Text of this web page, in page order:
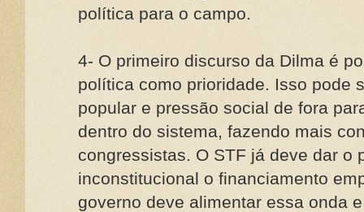
política para o campo.
4- O primeiro discurso da Dilma é
política como prioridade. Isso pode
popular e pressão social de fora
dentro do sistema, fazendo mais
congressistas. O STF já deve dar o
inconstitucional o financiamento
governo deve alimentar essa onda